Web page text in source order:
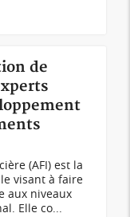
de
(AFI) est la
visant à faire
aux niveaux
Elle co...